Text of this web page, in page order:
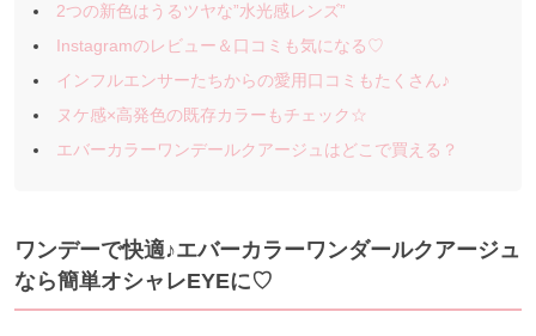
2つの新色はうるツヤな”水光感レンズ”
Instagramのレビュー＆口コミも気になる♡
インフルエンサーたちからの愛用口コミもたくさん♪
ヌケ感×高発色の既存カラーもチェック☆
エバーカラーワンデールクアージュはどこで買える？
ワンデーで快適♪エバーカラーワンダールクアージュ
なら簡単オシャレEYEに♡